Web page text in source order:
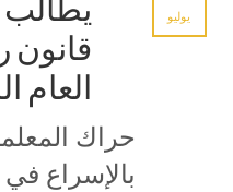
يوليو
يطالب
قانون
العام
حراك
بالإسراع في